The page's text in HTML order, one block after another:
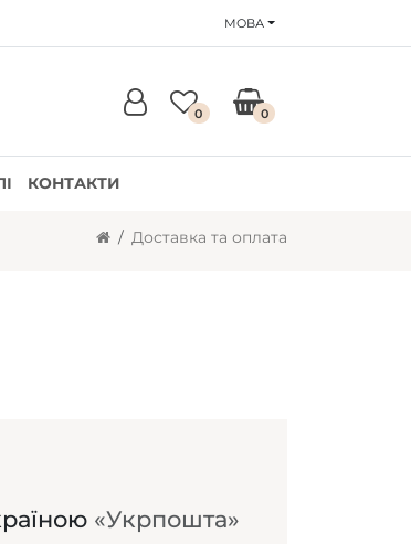
МОВА
0 0
КОНТАКТИ
Доставка та оплата
«Укрпошта»